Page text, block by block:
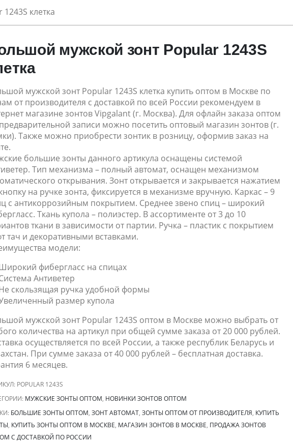
клетка
мужской зонт Popular 1243S
мужской зонт Popular 1243S клетка купить оптом в Москве по
от производителя с доставкой по всей России рекомендуем в
магазине зонтов Vipgalant (г. Москва). Для офлайн заказа оптом
записи можно посетить оптовый магазин зонтов (г.
Также можно приобрести зонтик в розницу, оформив заказ на
большие зонты данного артикула оснащены системой
Тип механизма – полный автомат, оснащен механизмом
открывания. Зонт открывается и закрывается нажатием
на ручке зонта, фиксируется в механизме вручную. Каркас – 9
с антикоррозийным покрытием. Среднее звено спиц – широкий
Ткань купола – полиэстер. В ассортименте от 3 до 10
ткани в зависимости от партии. Ручка – пластик с покрытием
тач и декоративными вставками.
модели:
фибергласс на спицах
Антиветер
скользящая ручка удобной формы
размер купола
мужской зонт Popular 1243S оптом в Москве можно выбрать от
количества на артикул при общей сумме заказа от 20 000 рублей.
осуществляется по всей России, а также республик Беларусь и
При сумме заказа от 40 000 рублей – бесплатная доставка.
6 месяцев.
POPULAR 1243S
МУЖСКИЕ ЗОНТЫ ОПТОМ, НОВИНКИ ЗОНТОВ ОПТОМ
БОЛЬШИЕ ЗОНТЫ ОПТОМ, ЗОНТ АВТОМАТ, ЗОНТЫ ОПТОМ ОТ ПРОИЗВОДИТЕЛЯ, КУПИТЬ
, КУПИТЬ ЗОНТЫ ОПТОМ В МОСКВЕ, МАГАЗИН ЗОНТОВ В МОСКВЕ, ПРОДАЖА ЗОНТОВ
С ДОСТАВКОЙ ПО РОССИИ